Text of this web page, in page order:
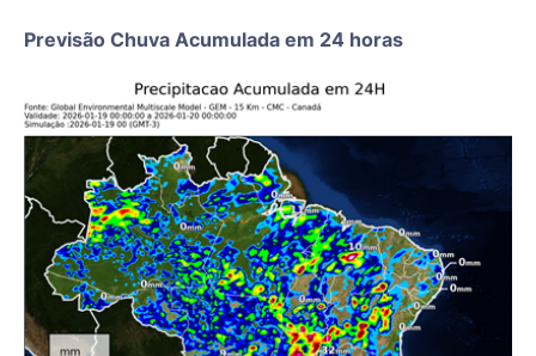
Previsão Chuva Acumulada em 24 horas